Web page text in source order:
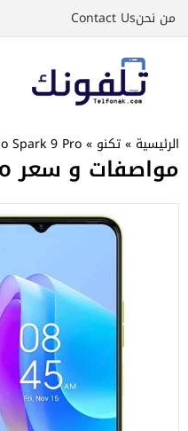
إلىمن نحنContact Us
الرئيسية »تكنو »
Spark 9 Pro
مواصفات و سعر Tecno Spark 9 Pro